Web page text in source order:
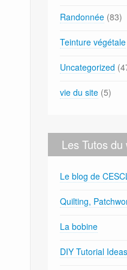
Randonnée (83)
Teinture végétale
Uncategorized
vie du site (5)
Les Tutos du
Le blog de
Quilting,
La bobine
DIY Tutorial